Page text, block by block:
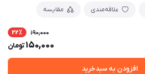
علاقه‌مندی مقایسه
190,000 22٪
150,000تومان
افزودن به سبدخرید